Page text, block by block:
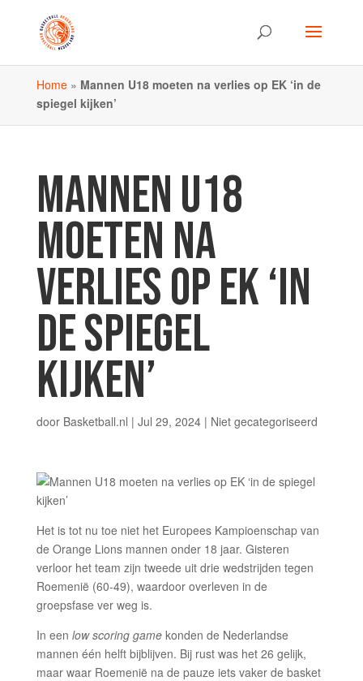
Home» Mannen U18 moeten na verlies op EK ‘in de
spiegel kijken’
MANNEN U18
MOETEN NA
VERLIES OP EK ‘IN
DE SPIEGEL
KIJKEN’
door Basketball.nl | Jul 29, 2024| Niet gecategoriseerd
Het is tot nu toe niet het Europees Kampioenschap van
de Orange Lions mannen onder 18 jaar. Gisteren
verloor het team zijn tweede uit drie wedstrijden tegen
Roemenië (60-49), waardoor overleven in de
groepsfase ver weg is.
In een low scoring gamekonden de Nederlandse
mannen één helft bijblijven. Bij rust was het 26 gelijk,
maar waar Roemenië na de pauze iets vaker de basket